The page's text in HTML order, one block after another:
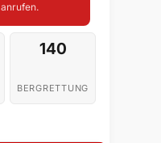
anrufen.
140
BERGRETTUNG